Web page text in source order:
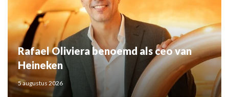
Rafael Oliviera benoemd als ceo van
Heineken
5 augustus 2026